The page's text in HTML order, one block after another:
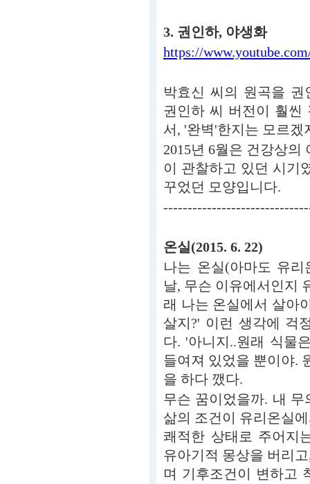
3. 권인하, 야생화
https://
박효신 씨의 원곡을
권인하 씨 버전이 훨씬
서, '완벽'한지는 모르겠
2015년 6월은 건강상의
이 관찰하고 있던 시기
꾸었던 모양입니다.
온실(2015. 6. 22)
나는 온실(아마도 유
날, 무슨 이유에서인지
래 나는 온실에서 살아
살지?' 이런 생각에 걱
다. '아니지..원래 식물
들여져 있었을 뿐이야.
을 하다 깼다.
무슨 꿈이었을까. 내
삶의 조건이 유리온실
쾌적한 상태로 주어지
유아기적 몽상을 버리
며 기후조건이 변하고